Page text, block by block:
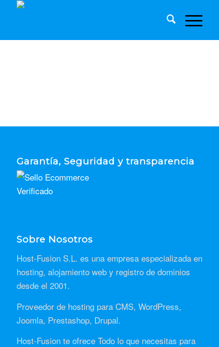
Garantía, Seguridad y transparencia
Sobre Nosotros
Host-Fusion S.L. es una empresa especializada en
hosting, alojamiento web y registro de dominios
desde el 2001.
Proveedor de hosting para CMS, WordPress,
Joomla, Prestashop, Drupal.
Host-Fusion te ofrece Todo lo que necesitas para